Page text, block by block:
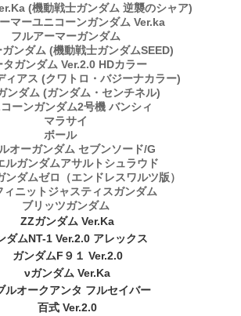
(機動戦士ガンダム 逆襲のシャア)
マーユニコーンガンダム Ver.ka
フルアーマーガンダム
ンダム (機動戦士ガンダムSEED)
タガンダム Ver.2.0 HDカラー
ィアス (クワトロ・バジーナカラー)
ンダム (ガンダム・センチネル)
ーンガンダム2号機 バンシィ
マラサイ
ボール
オーガンダム セブンソード/G
ルガンダムアサルトシュラウド
ンダムゼロ（エンドレスワルツ版）
ィニットジャスティスガンダム
ブリッツガンダム
ZZガンダム Ver.Ka
ダムNT-1 Ver.2.0 アレックス
ガンダムF９１ Ver.2.0
νガンダム Ver.Ka
ルオークアンタ フルセイバー
百式 Ver.2.0